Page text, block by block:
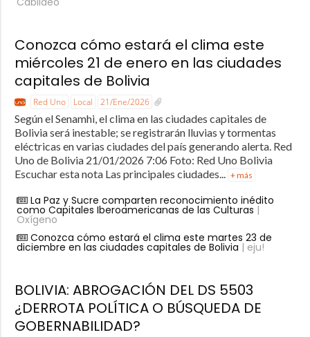
Conozca cómo estará el clima este
miércoles 21 de enero en las ciudades
capitales de Bolivia
Red Uno Local 21/Ene/2026
Según el Senamhi, el clima en las ciudades capitales de
Bolivia será inestable; se registrarán lluvias y tormentas
eléctricas en varias ciudades del país generando alerta. Red
Uno de Bolivia 21/01/2026 7:06 Foto: Red Uno Bolivia
Escuchar esta nota Las principales ciudades... + más
La Paz y Sucre comparten reconocimiento inédito
como Capitales Iberoamericanas de las Culturas |
Oxígeno
Conozca cómo estará el clima este martes 23 de
diciembre en las ciudades capitales de Bolivia | eju!
BOLIVIA: ABROGACIÓN DEL DS 5503
¿DERROTA POLÍTICA O BÚSQUEDA DE
GOBERNABILIDAD?